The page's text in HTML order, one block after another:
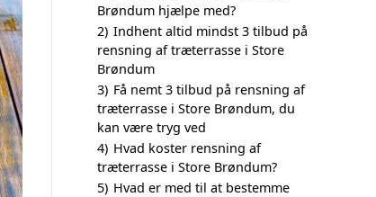
Brøndum hjælpe med?
2) Indhent altid mindst 3 tilbud på
rensning af træterrasse i Store
Brøndum
3) Få nemt 3 tilbud på rensning af
træterrasse i Store Brøndum, du
kan være tryg ved
4) Hvad koster rensning af
træterrasse i Store Brøndum?
5) Hvad er med til at bestemme